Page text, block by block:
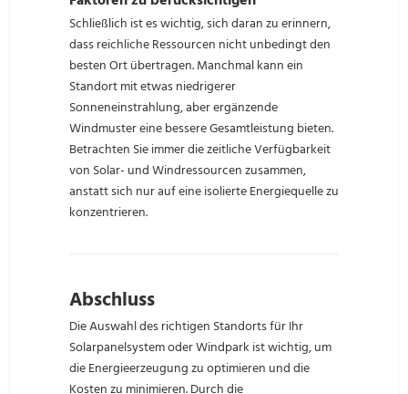
Schließlich ist es wichtig, sich daran zu erinnern,
dass reichliche Ressourcen nicht unbedingt den
besten Ort übertragen. Manchmal kann ein
Standort mit etwas niedrigerer
Sonneneinstrahlung, aber ergänzende
Windmuster eine bessere Gesamtleistung bieten.
Betrachten Sie immer die zeitliche Verfügbarkeit
von Solar- und Windressourcen zusammen,
anstatt sich nur auf eine isolierte Energiequelle zu
konzentrieren.
Abschluss
Die Auswahl des richtigen Standorts für Ihr
Solarpanelsystem oder Windpark ist wichtig, um
die Energieerzeugung zu optimieren und die